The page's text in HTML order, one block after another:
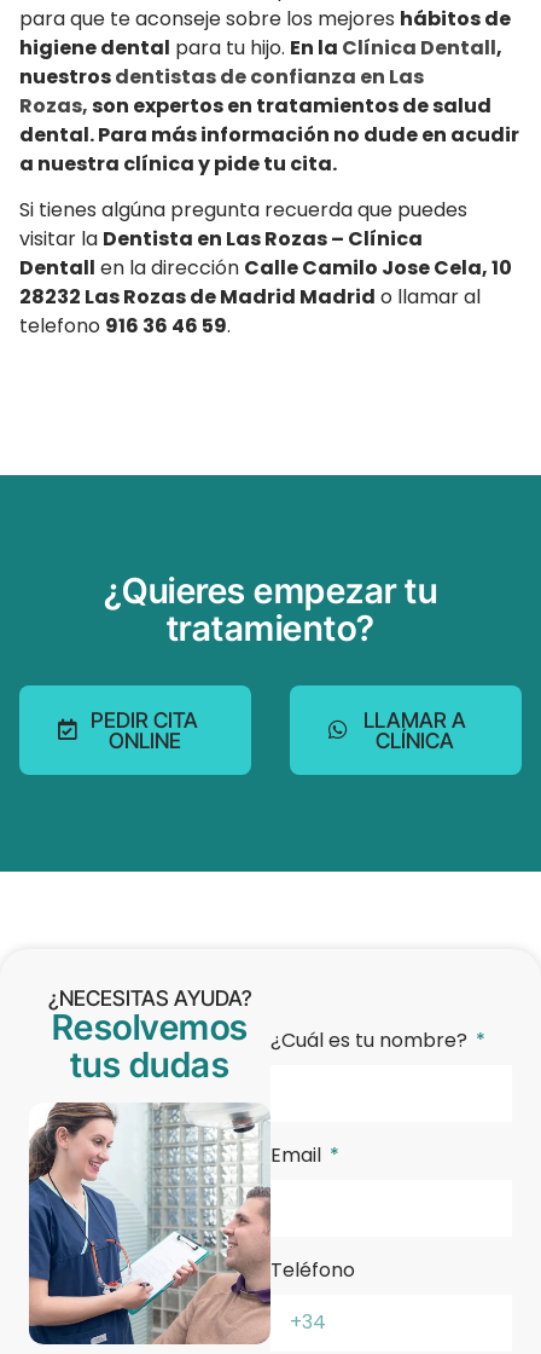
para que te aconseje sobre los mejores hábitos de
higiene dental para tu hijo. En la Clínica Dentall,
nuestrosdentistas de confianza en Las
Rozas,son expertos en tratamientos de salud
dental. Para más información no dude en acudir
a nuestra clínica y pide tu cita.
Si tienes algúna pregunta recuerda que puedes
visitar la Dentista en Las Rozas – Clínica
Dentall en la dirección Calle Camilo Jose Cela, 10
28232 Las Rozas de Madrid Madrid o llamar al
telefono 916 36 46 59.
¿Quieres empezar tu
tratamiento?
PEDIR CITA
ONLINE
LLAMAR A
CLÍNICA
¿NECESITAS AYUDA?
Resolvemos
tus dudas
¿Cuál es tu nombre?
Email
Teléfono